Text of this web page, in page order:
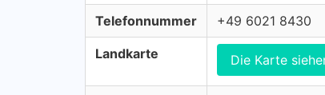
Telefonnummer +49 6021 8430
Landkarte Die Karte